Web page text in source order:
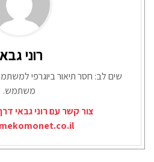
רוני
שים לב: חסר תיאור ביוגרפי
משתמש.
צור קשר עם רוני גבאי